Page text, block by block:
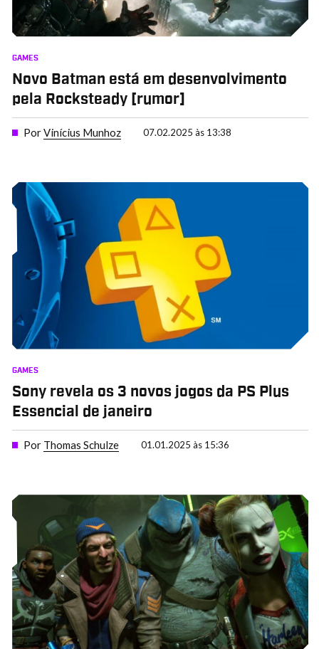
GAMES
Novo Batman está em desenvolvimento
pela Rocksteady [rumor]
PorVinícius Munhoz 07.02.2025 às 13:38
GAMES
Sony revela os 3 novos jogos da PS Plus
Essencial de janeiro
Por Thomas Schulze 01.01.2025 às 15:36